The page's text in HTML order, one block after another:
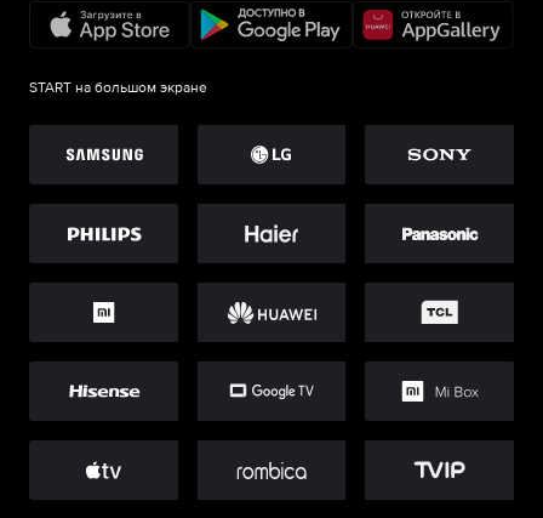
START на большом экране